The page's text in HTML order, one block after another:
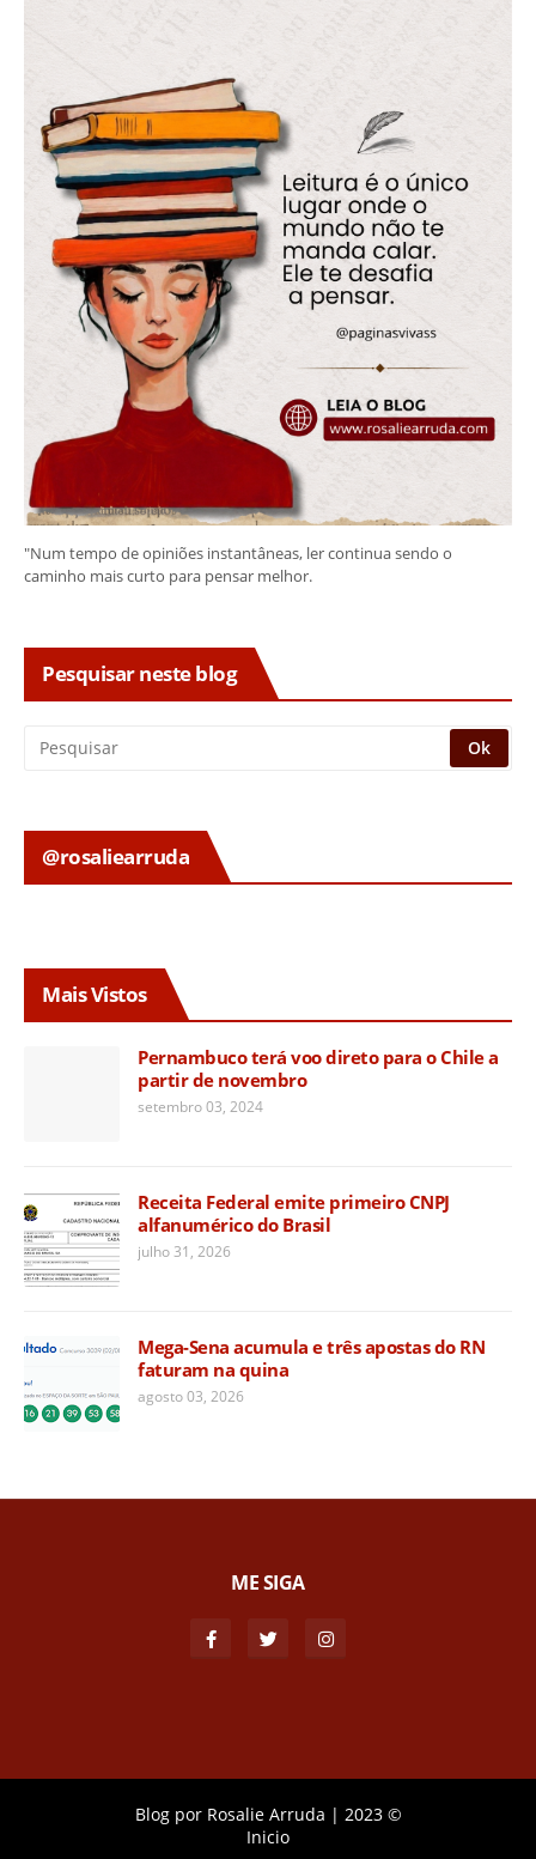
"Num tempo de opiniões instantâneas, ler continua sendo o
caminho mais curto para pensar melhor.
Pesquisar neste blog
@rosaliearruda
Mais Vistos
Pernambuco terá voo direto para o Chile a
partir de novembro
setembro 03, 2024
Receita Federal emite primeiro CNPJ
alfanumérico do Brasil
julho 31, 2026
Mega-Sena acumula e três apostas do RN
faturam na quina
agosto 03, 2026
ME SIGA
Blog por Rosalie Arruda | 2023 ©
Inicio